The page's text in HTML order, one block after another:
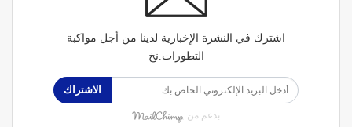
اشترك في النشرة الإخبارية لدينا من أجل مواكبة
التطورات.نخ
الاشتراك
بدعم من